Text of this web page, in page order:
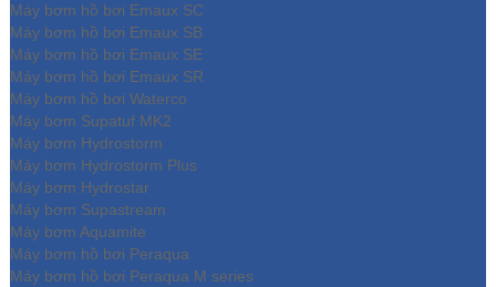
Máy bơm hồ bơi Emaux SC
Máy bơm hồ bơi Emaux SB
Máy bơm hồ bơi Emaux SE
Máy bơm hồ bơi Emaux SR
Máy bơm hồ bơi Waterco
Máy bơm Supatuf MK2
Máy bơm Hydrostorm
Máy bơm Hydrostorm Plus
Máy bơm Hydrostar
Máy bơm Supastream
Máy bơm Aquamite
Máy bơm hồ bơi Peraqua
Máy bơm hồ bơi Peraqua M series